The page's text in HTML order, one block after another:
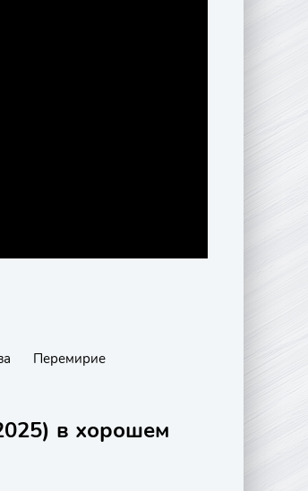
Перемирие
в хорошем